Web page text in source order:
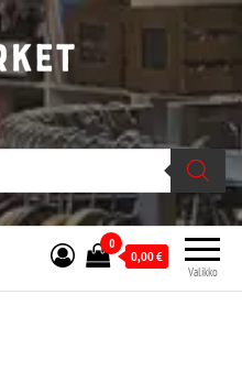
ja kivijalassa
Stupido Market on vaihtoehtomusaan
erikoistunut verkko- sekä
kivijalkakauppa Helsingissä Kallion
sydämessä.
Valikko
0
0,00€